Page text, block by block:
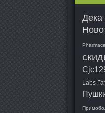
Дека
Labs